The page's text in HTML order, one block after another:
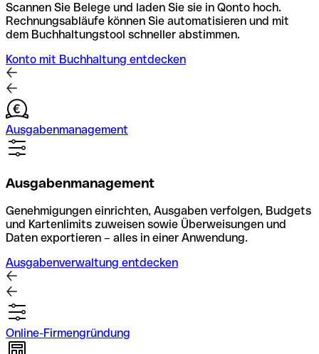
Scannen Sie Belege und laden Sie sie in Qonto hoch.
Rechnungsabläufe können Sie automatisieren und mit
dem Buchhaltungstool schneller abstimmen.
Konto mit Buchhaltung entdecken
Ausgabenmanagement
Ausgabenmanagement
Genehmigungen einrichten, Ausgaben verfolgen, Budgets
und Kartenlimits zuweisen sowie Überweisungen und
Daten exportieren – alles in einer Anwendung.
Ausgabenverwaltung entdecken
Online-Firmengründung